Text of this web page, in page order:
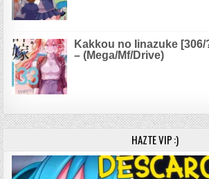
Kakkou no Iinazuke
– (Mega/Mf/Drive)
HAZTE VIP :)